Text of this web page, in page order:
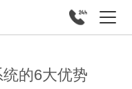
的6大优势